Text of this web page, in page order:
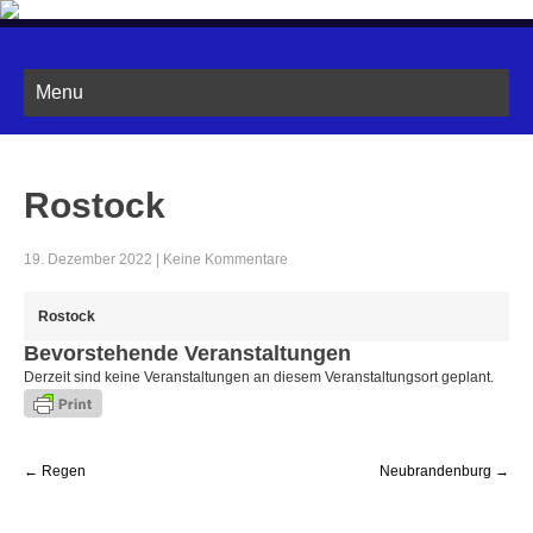
ROSTOCKER KANU CLUB
Menu
Rostock
19. Dezember 2022 Keine Kommentare
Rostock
Bevorstehende Veranstaltungen
Derzeit sind keine Veranstaltungen an diesem Veranstaltungsort geplant.
navigation
← Regen Neubrandenburg →